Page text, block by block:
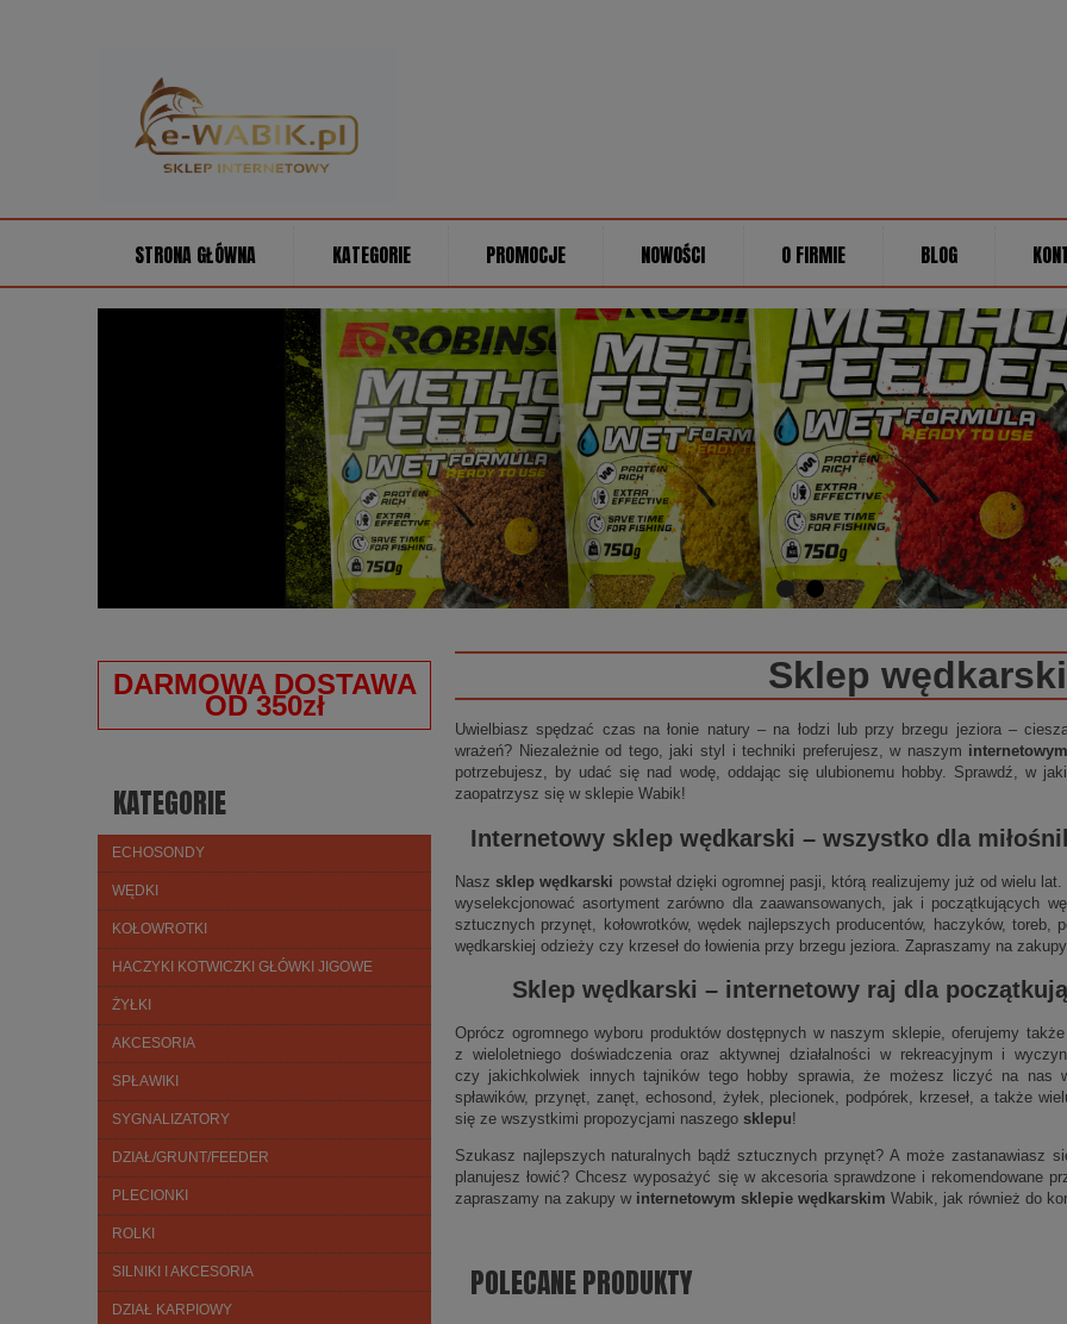
STRONA GŁÓWNA KATEGORIE PROMOCJE NOWOŚCI O FIRMIE BLOG
DARMOWA DOSTAWA
OD 350zł
KATEGORIE
ECHOSONDY
WĘDKI
KOŁOWROTKI
HACZYKI KOTWICZKI GŁÓWKI JIGOWE
ŻYŁKI
AKCESORIA
SPŁAWIKI
SYGNALIZATORY
DZIAŁ/GRUNT/FEEDER
PLECIONKI
ROLKI
SILNIKI I AKCESORIA
DZIAŁ KARPIOWY
Sklep wędkarski
Uwielbiasz spędzać czas na łonie natury – na łodzi lub przy brzegu jeziora –
wrażeń? Niezależnie od tego, jaki styl i techniki preferujesz, w naszym
potrzebujesz, by udać się nad wodę, oddając się ulubionemu hobby. Sprawdź, w
zaopatrzysz się w sklepie Wabik!
Internetowy sklep wędkarski – wszystko dla
Naszsklep wędkarski powstał dzięki ogromnej pasji, którą realizujemy już od wielu
wyselekcjonować asortyment zarówno dla zaawansowanych, jak i początkujących
sztucznych przynęt, kołowrotków, wędek najlepszych producentów, haczyków, toreb,
wędkarskiej odzieży czy krzeseł do łowienia przy brzegu jeziora. Zapraszamy na
Sklep wędkarski – internetowyraj dla
Oprócz ogromnego wyboru produktów dostępnych w naszym sklepie, oferujemy
z wieloletniego doświadczenia oraz aktywnej działalności w rekreacyjnym i
czy jakichkolwiek innych tajników tego hobby sprawia, że możesz liczyć na nas
spławików, przynęt, zanęt, echosond, żyłek, plecionek, podpórek, krzeseł, a także
się ze wszystkimi propozycjami naszego sklepu!
Szukasz najlepszych naturalnych bądź sztucznych przynęt? A może zastanawiasz
planujesz łowić? Chcesz wyposażyć się w akcesoria sprawdzone i rekomendowane
zapraszamy na zakupy w internetowym sklepie wędkarskim Wabik, jak również do
POLECANE PRODUKTY